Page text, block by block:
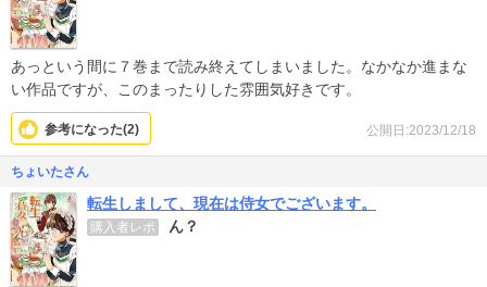
あっという間に７巻まで読み終えてしまいました。なかなか進まな
い作品ですが、このまったりした雰囲気好きです。
公開日:2023/12/18
参考になった(2)
ちょいたさん
転生しまして、現在は侍女でございます。
購入者レポ ん？